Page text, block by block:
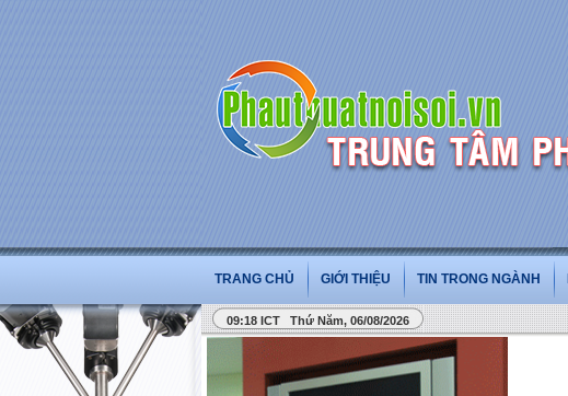
TRANG CHỦ GIỚI THIỆU TIN TRONG NGÀNH
09:18 ICT Thứ Năm, 06/08/2026